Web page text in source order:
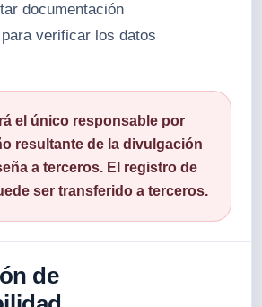
documentación
verificar los datos
el único responsable por
resultante de la divulgación
a terceros. El registro de
ser transferido a terceros.
de